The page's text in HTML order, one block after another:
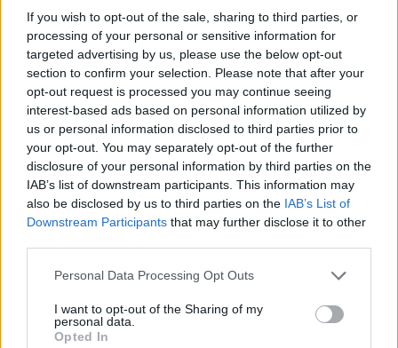
If you wish to opt-out of the sale, sharing to third parties, or
processing of your personal or sensitive information for
targeted advertising by us, please use the below opt-out
section to confirm your selection. Please note that after your
opt-out request is processed you may continue seeing
interest-based ads based on personal information utilized by
us or personal information disclosed to third parties prior to
your opt-out. You may separately opt-out of the further
disclosure of your personal information by third parties on the
IAB’s list of downstream participants. This information may
also be disclosed by us to third parties on the IAB’s List of
Downstream Participants that may further disclose it to other
Please note that this website/app uses one or more Google
not limited to your visit or usage behaviour. You may click to
grant or deny consent to Google and its third-party tags to
Personal Data Processing Opt Outs
I want to opt-out of the Sharing of my
personal data.
Opted In
analyse zijn opgenomen vanwege onvoldoende
data over hun wereldwijde impact. Experts geloven
dat als een uitgebreide evaluatie van de totale
chemische belasting zou plaatsvinden, het aantal
sterfgevallen door giftige chemicaliën zo hoog als
4 miljoen zou kunnen zijn in plaats van de
gerapporteerde 1,8 miljoen.